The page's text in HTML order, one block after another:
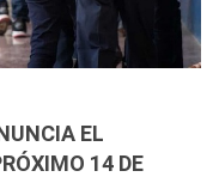
EL
14 DE